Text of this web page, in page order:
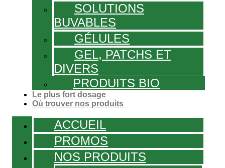
SOLUTIONS
BUVABLES
GÉLULES
GEL, PATCHS ET
DIVERS
PRODUITS BIO
Le plus fort dosage
Où trouver nos produits
ACCUEIL
PROMOS
NOS PRODUITS